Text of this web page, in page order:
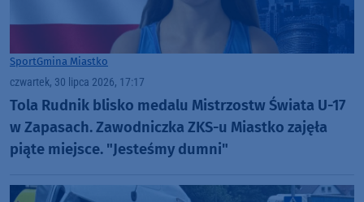
SportGmina Miastko
czwartek, 30 lipca 2026, 17:17
Tola Rudnik blisko medalu Mistrzostw Świata U-17
w Zapasach. Zawodniczka ZKS-u Miastko zajęła
piąte miejsce. "Jesteśmy dumni"